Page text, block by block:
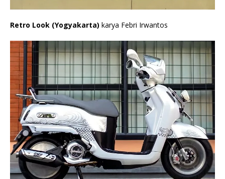
Retro Look (Yogyakarta) karya Febri Irwantos